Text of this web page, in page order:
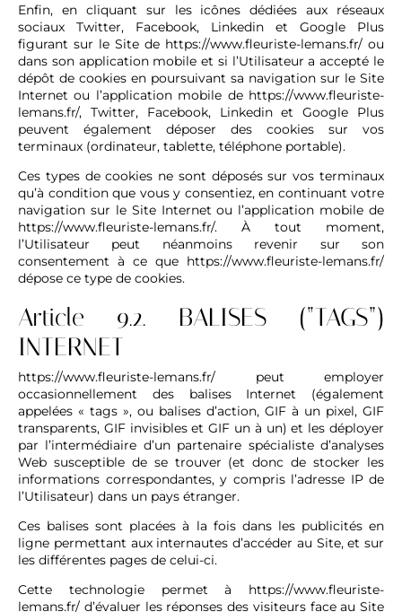
Enfin, en cliquant sur les icônes dédiées aux réseaux
sociaux Twitter, Facebook, Linkedin et Google Plus
figurant sur le Site de https://www.fleuriste-lemans.fr/ ou
dans son application mobile et si l’Utilisateur a accepté le
dépôt de cookies en poursuivant sa navigation sur le Site
Internet ou l’application mobile de https://www.fleuriste-
lemans.fr/, Twitter, Facebook, Linkedin et Google Plus
peuvent également déposer des cookies sur vos
terminaux (ordinateur, tablette, téléphone portable).
Ces types de cookies ne sont déposés sur vos terminaux
qu’à condition que vous y consentiez, en continuant votre
navigation sur le Site Internet ou l’application mobile de
https://www.fleuriste-lemans.fr/. À tout moment,
l’Utilisateur peut néanmoins revenir sur son
consentement à ce que https://www.fleuriste-lemans.fr/
dépose ce type de cookies.
Article 9.2. BALISES (“TAGS”)
INTERNET
https://www.fleuriste-lemans.fr/ peut employer
occasionnellement des balises Internet (également
appelées « tags », ou balises d’action, GIF à un pixel, GIF
transparents, GIF invisibles et GIF un à un) et les déployer
par l’intermédiaire d’un partenaire spécialiste d’analyses
Web susceptible de se trouver (et donc de stocker les
informations correspondantes, y compris l’adresse IP de
l’Utilisateur) dans un pays étranger.
Ces balises sont placées à la fois dans les publicités en
ligne permettant aux internautes d’accéder au Site, et sur
les différentes pages de celui-ci.
Cette technologie permet à https://www.fleuriste-
lemans.fr/ d’évaluer les réponses des visiteurs face au Site